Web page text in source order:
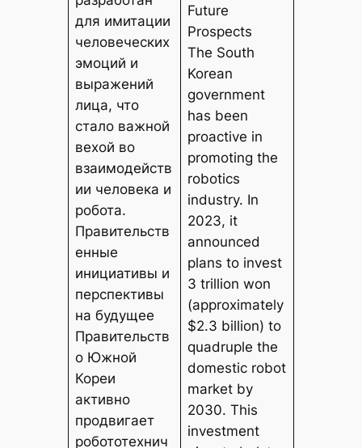
для имитации
человеческих
эмоций и
выражений
лица, что
стало важной
вехой во
взаимодейств
ии человека и
робота.
Правительств
енные
инициативы и
перспективы
на будущее
Правительств
о Южной
Кореи
активно
продвигает
робототехнич
Future
Prospects
The South
Korean
government
has been
proactive in
promoting the
robotics
industry. In
2023, it
announced
plans to invest
3 trillion won
(approximately
$2.3 billion) to
quadruple the
domestic robot
market by
2030. This
investment